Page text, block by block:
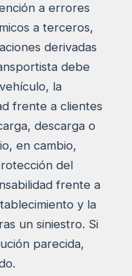
a errores
a terceros,
derivadas
debe
la
frente a clientes
descarga o
en cambio,
del
frente a
y la
un siniestro. Si
parecida,